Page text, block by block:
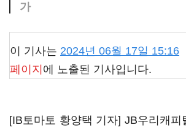
가
이 기사는 2024년 06월 17일 15:16
페이지 에 노출된 기사입니다.
[IB토마토 황양택 기자] JB우리캐피